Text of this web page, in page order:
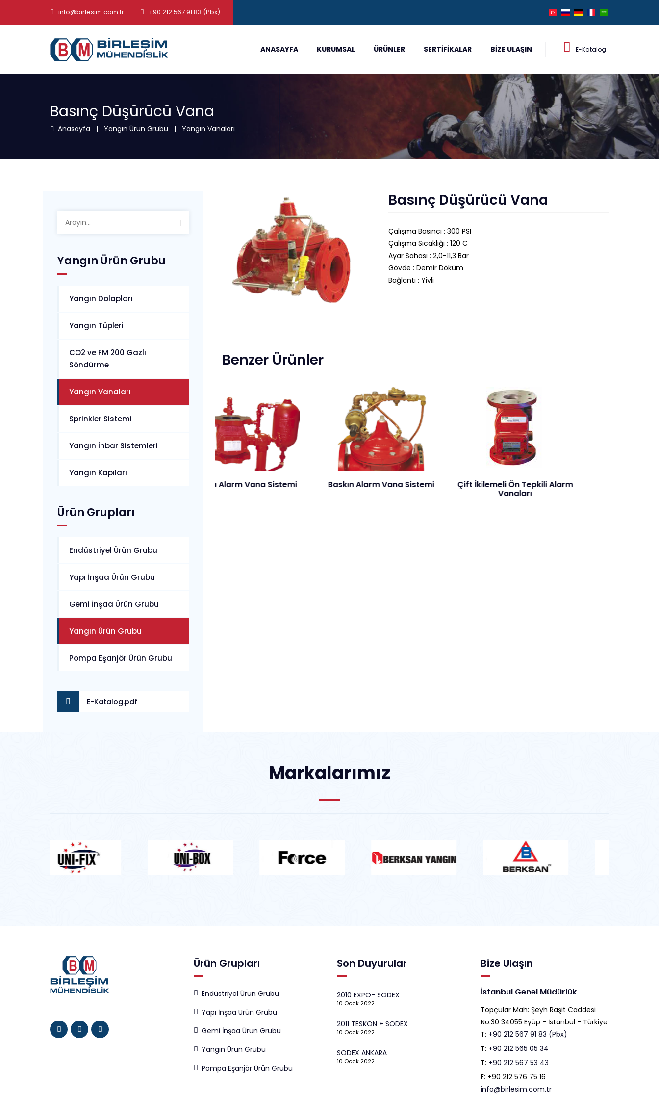
info@birlesim.com.tr +90 212 567 91 83 (Pbx)
E-Katalog
ANASAYFA KURUMSAL ÜRÜNLER SERTIFIKALAR BIZE ULAŞIN
Basınç Düşürücü Vana
Anasayfa | Yangın Ürün Grubu | Yangın Vanaları
Basınç Düşürücü Vana
Çalışma Basıncı : 300 PSI
Çalışma Sıcaklığı : 120 C
Ayar Sahası : 2,0-11,3 Bar
Gövde : Demir Döküm
Bağlantı : Yivli
Benzer Ürünler
Kuru Alarm Vana Sistemi Baskın Alarm Vana Sistemi Çift İkilemeli Ön Tepkili Alarm
Yangın Ürün Grubu
Yangın Dolapları
Yangın Tüpleri
CO2 ve FM 200 Gazlı
Söndürme
Yangın Vanaları
Sprinkler Sistemi
Yangın İhbar Sistemleri
Yangın Kapıları
Ürün Grupları
Endüstriyel Ürün Grubu
Yapı İnşaa Ürün Grubu
Gemi İnşaa Ürün Grubu
Yangın Ürün Grubu
Pompa Eşanjör Ürün Grubu
E-Katalog.pdf
Markalarımız
Ürün Grupları
Endüstriyel Ürün Grubu
Yapı İnşaa Ürün Grubu
Gemi İnşaa Ürün Grubu
Yangın Ürün Grubu
Pompa Eşanjör Ürün Grubu
Son Duyurular
2010 EXPO- SODEX
10 Ocak 2022
2011 TESKON + SODEX
10 Ocak 2022
SODEX ANKARA
10 Ocak 2022
Bize Ulaşın
İstanbul Genel Müdürlük
Topçular Mah: Şeyh Raşit Caddesi
No:30 34055 Eyüp - İstanbul - Türkiye
T: +90 212 567 91 83 (Pbx)
T: +90 212 565 05 34
T: +90 212 567 53 43
F: +90 212 576 75 16
info@birlesim.com.tr